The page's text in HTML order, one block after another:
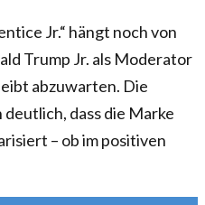
Jr.“ hängt noch von
Trump Jr. als Moderator
abzuwarten. Die
dass die Marke
– ob im positiven